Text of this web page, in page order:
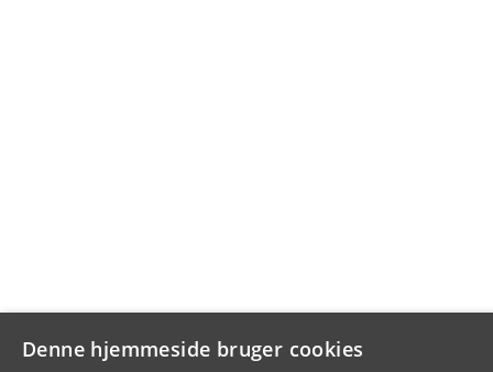
Denne hjemmeside bruger cookies